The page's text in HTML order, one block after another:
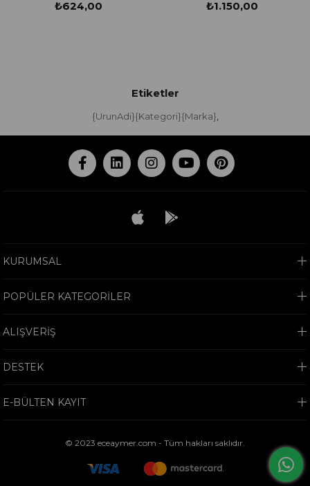
₺624,00 ₺1.150,00
Etiketler
{UrunAdi}{Kategori}{Marka},
KURUMSAL
POPÜLER KATEGORİLER
ALIŞVERİŞ
DESTEK
E-BÜLTEN KAYIT
© 2023 eceaymer.com - Tüm hakları saklıdır.